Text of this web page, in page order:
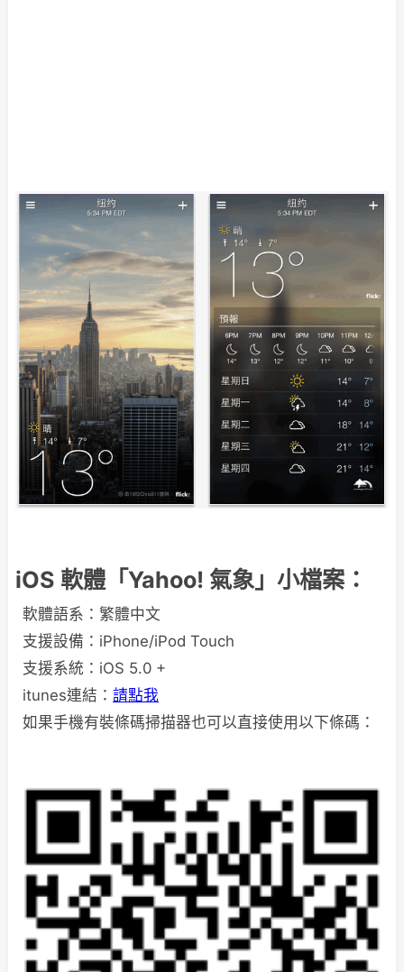
iOS 軟體「Yahoo! 氣象」小檔案：
軟體語系：繁體中文
支援設備：iPhone/iPod Touch
支援系統：iOS 5.0 +
itunes連結： 請點我
如果手機有裝條碼掃描器也可以直接使用以下條碼：